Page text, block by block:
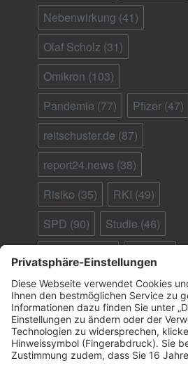
Nebenwirkung (41)
Olaf Scholz (31)
Omikron (103)
Pandemie (77) Pfizer (47)
reitschuster.de (87)
report24.news (38)
Risiko (35) RKI (49)
SPD (90) Studie (46)
Ungeimpfte(95)
Virus(29) welt.de(33)
WHO(41) Österreich (25)